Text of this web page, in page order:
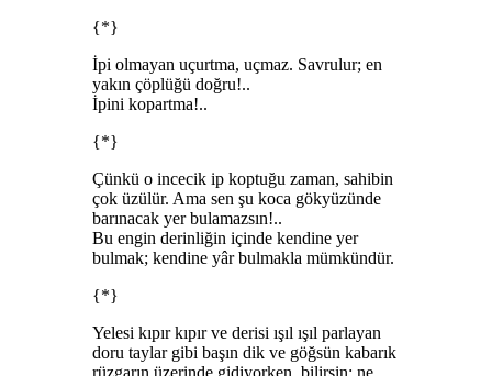
{*}
İpi olmayan uçurtma, uçmaz. Savrulur; en
yakın çöplüğü doğru!..
İpini kopartma!..
{*}
Çünkü o incecik ip koptuğu zaman, sahibin
çok üzülür. Ama sen şu koca gökyüzünde
barınacak yer bulamazsın!..
Bu engin derinliğin içinde kendine yer
bulmak; kendine yâr bulmakla mümkündür.
{*}
Yelesi kıpır kıpır ve derisi ışıl ışıl parlayan
doru taylar gibi başın dik ve göğsün kabarık
rüzgarın üzerinde gidiyorken, bilirsin; ne